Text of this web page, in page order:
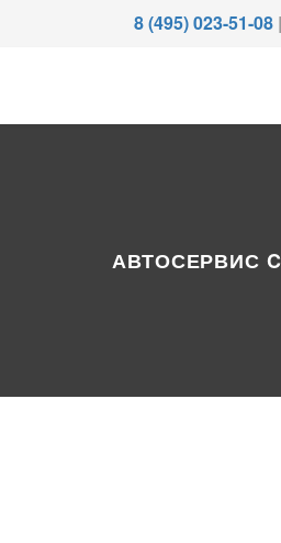
8 (495) 023-51-08 |
АВТОСЕРВИС